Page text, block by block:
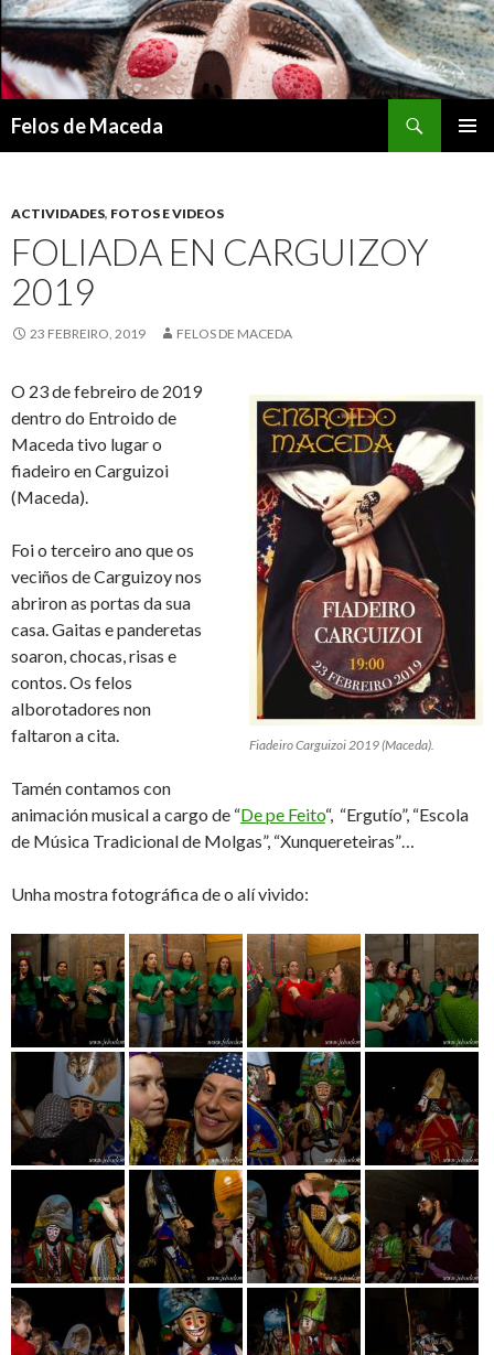
Felos de Maceda
ACTIVIDADES, FOTOS E VIDEOS
FOLIADA EN CARGUIZOY
2019
23 FEBREIRO, 2019 FELOS DE MACEDA
Fiadeiro Carguizoi 2019 (Maceda).
O 23 de febreiro de 2019
dentro do Entroido de
Maceda tivo lugar o
fiadeiro en Carguizoi
(Maceda).
Foi o terceiro ano que os
veciños de Carguizoy nos
abriron as portas da sua
casa. Gaitas e panderetas
soaron, chocas, risas e
contos. Os felos
alborotadores non
faltaron a cita.
Tamén contamos con
animación musical a cargo de “De pe Feito“, “Ergutío”, “Escola
de Música Tradicional de Molgas”, “Xunquereteiras”…
Unha mostra fotográfica de o alí vivido: